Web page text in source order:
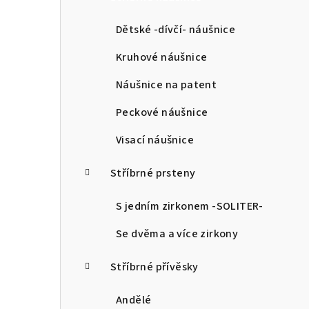
Dětské -dívčí- náušnice
Kruhové náušnice
Náušnice na patent
Peckové náušnice
Visací náušnice
Stříbrné prsteny
S jedním zirkonem -SOLITER-
Se dvěma a více zirkony
Stříbrné přívěsky
Andělé